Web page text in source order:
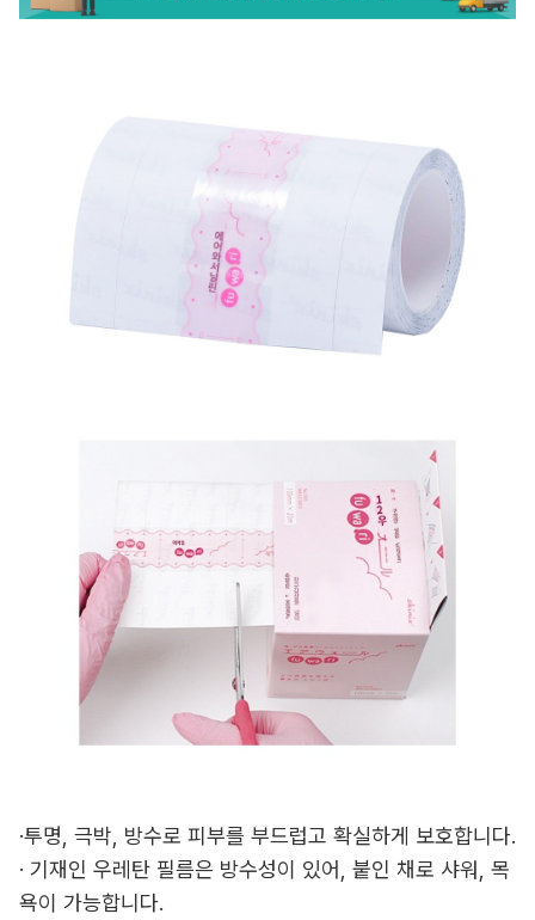
·투명, 극박, 방수로 피부를 부드럽고 확실하게 보호합니다.
· 기재인 우레탄 필름은 방수성이 있어, 붙인 채로 샤워, 목
욕이 가능합니다.